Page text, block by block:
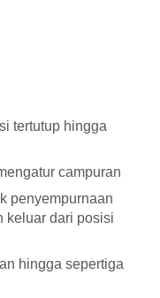
tertutup hingga
campuran
penyempurnaan
keluar dari posisi
hingga sepertiga